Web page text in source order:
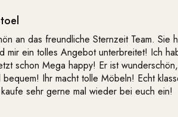
an das freundliche Sternzeit Team. Sie
mir ein tolles Angebot unterbreitet! Ich
schon Mega happy! Er ist
Ihr macht tolle Möbeln! Echt
sehr gerne mal wieder bei euch ein!